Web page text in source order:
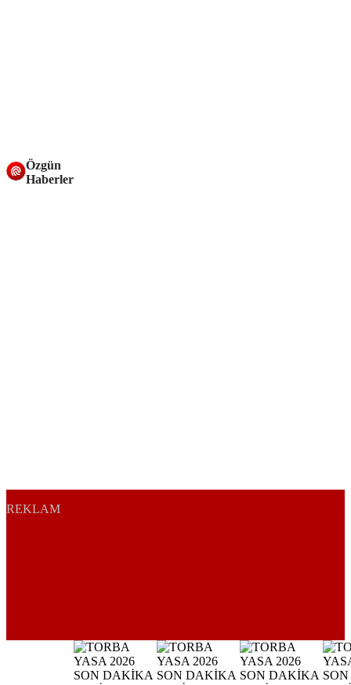
Özgün
Haberler
REKLAM